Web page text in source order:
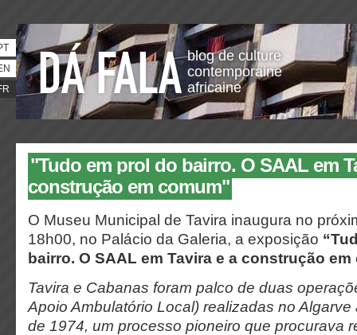
blog de culture
contemporaine
africaine
"Tudo em prol do bairro. O SAAL em
construção em comum"
O Museu Municipal de Tavira inaugura no
18h00, no Palácio da Galeria, a exposição
bairro. O SAAL em Tavira e a construção em
Tavira e Cabanas foram palco de duas
Apoio Ambulatório Local) realizadas no Algarve
de 1974, um processo pioneiro que procurava